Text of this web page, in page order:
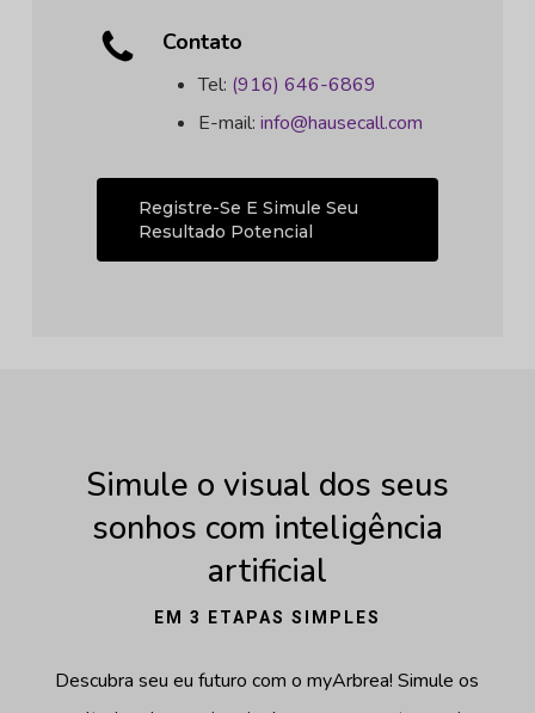
Contato
Tel: (916) 646-6869
E-mail: info@hausecall.com
Registre-Se E Simule Seu
Resultado Potencial
Simule o visual dos seus
sonhos com inteligência
artificial
EM 3 ETAPAS SIMPLES
Descubra seu eu futuro com o myArbrea! Simule os